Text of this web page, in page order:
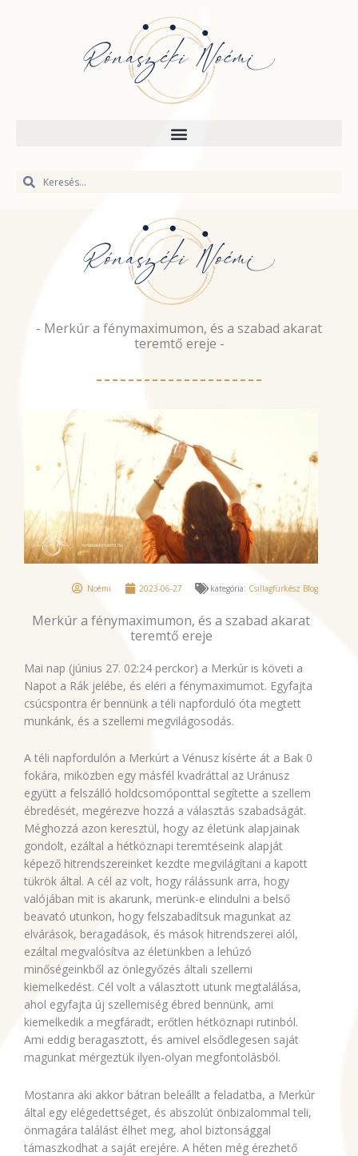
Keresés
Keresés
- Merkúr a fénymaximumon, és a szabad akarat
teremtő ereje -
Noémi 2023-06-27 kategória: Csillagfürkész Blog
Merkúr a fénymaximumon, és a szabad akarat
teremtő ereje
Mai nap (június 27. 02:24 perckor) a Merkúr is követi a
Napot a Rák jelébe, és eléri a fénymaximumot. Egyfajta
csúcspontra ér bennünk a téli napforduló óta megtett
munkánk, és a szellemi megvilágosodás.
A téli napfordulón a Merkúrt a Vénusz kísérte át a Bak 0
fokára, miközben egy másfél kvadráttal az Uránusz
együtt a felszálló holdcsomóponttal segítette a szellem
ébredését, megérezve hozzá a választás szabadságát.
Méghozzá azon keresztül, hogy az életünk alapjainak
gondolt, ezáltal a hétköznapi teremtéseink alapját
képező hitrendszereinket kezdte megvilágítani a kapott
tükrök által. A cél az volt, hogy rálássunk arra, hogy
valójában mit is akarunk, merünk-e elindulni a belső
beavató utunkon, hogy felszabadítsuk magunkat az
elvárások, beragadások, és mások hitrendszerei alól,
ezáltal megvalósítva az életünkben a lehúzó
minőségeinkből az önlegyőzés általi szellemi
kiemelkedést. Cél volt a választott utunk megtalálása,
ahol egyfajta új szellemiség ébred bennünk, ami
kiemelkedik a megfáradt, erőtlen hétköznapi rutinból.
Ami eddig beragasztott, és amivel elsődlegesen saját
magunkat mérgeztük ilyen-olyan megfontolásból.
Mostanra aki akkor bátran beleállt a feladatba, a Merkúr
által egy elégedettséget, és abszolút önbizalommal teli,
önmagára találást élhet meg, ahol biztonsággal
támaszkodhat a saját erejére. A héten még érezhető